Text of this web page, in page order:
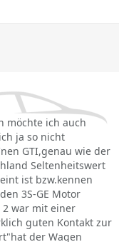
möchte ich auch
ja so nicht
GTI,genau wie der
Seltenheitswert
ist bzw.kennen
3S-GE Motor
war mit einer
guten Kontakt zur
der Wagen